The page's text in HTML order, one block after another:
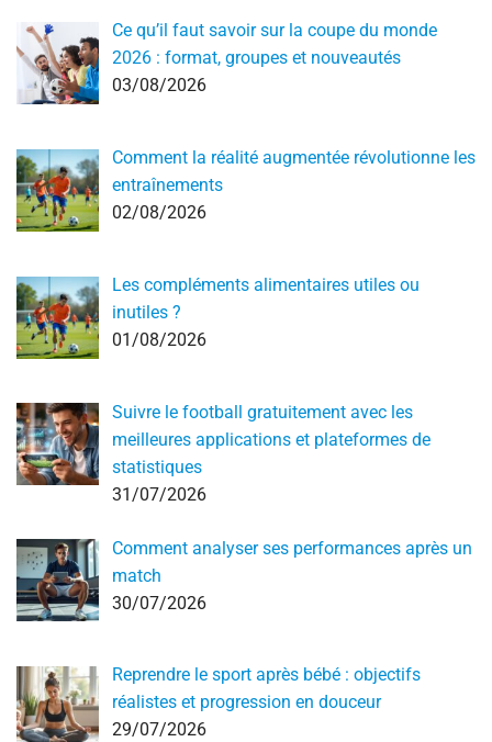
Ce qu’il faut savoir sur la coupe du monde
2026 : format, groupes et nouveautés
03/08/2026
Comment la réalité augmentée révolutionne les
entraînements
02/08/2026
Les compléments alimentaires utiles ou
inutiles ?
01/08/2026
Suivre le football gratuitement avec les
meilleures applications et plateformes de
statistiques
31/07/2026
Comment analyser ses performances après un
match
30/07/2026
Reprendre le sport après bébé : objectifs
réalistes et progression en douceur
29/07/2026